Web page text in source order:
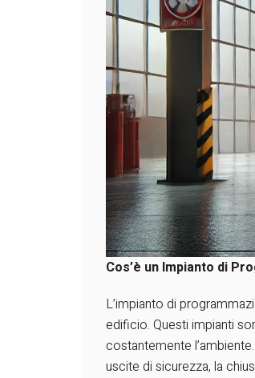
Cos’è un Impianto di
L’impianto di
edificio. Questi impianti
costantemente
uscite di sicurezza, la